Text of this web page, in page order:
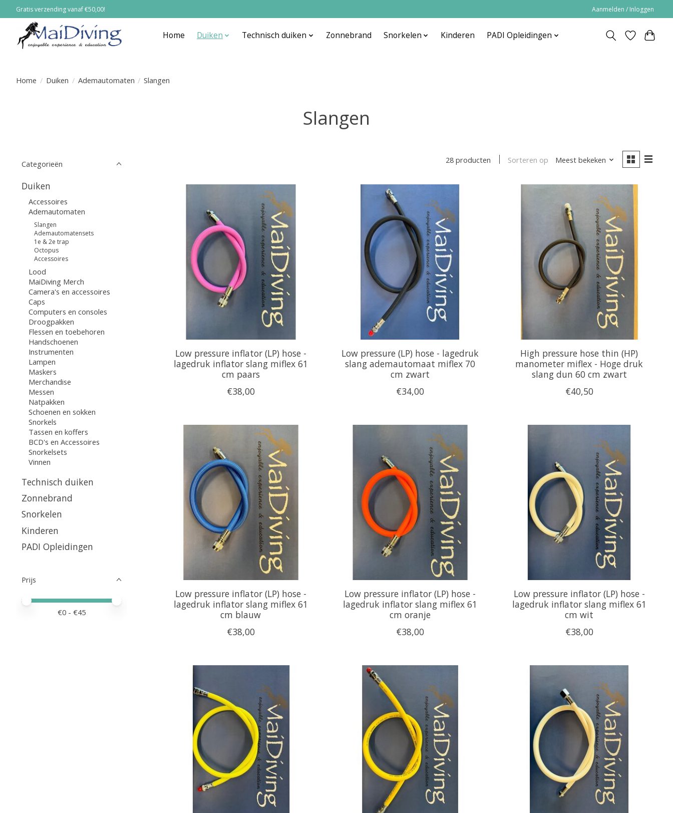
Gratis verzending vanaf €50,00! Aanmelden / Inloggen
Home Duiken Technisch duiken Zonnebrand Snorkelen Kinderen PADI Opleidingen
Home / Duiken / Ademautomaten / Slangen
Slangen
Categorieën
Duiken
Accessoires
Ademautomaten
Slangen
Ademautomatensets
1e & 2e trap
Octopus
Accessoires
Lood
MaiDiving Merch
Camera's en accessoires
Caps
Computers en consoles
Droogpakken
Flessen en toebehoren
Handschoenen
Instrumenten
Lampen
Maskers
Merchandise
Messen
Natpakken
Schoenen en sokken
Snorkels
Tassen en koffers
BCD's en Accessoires
Snorkelsets
Vinnen
Technisch duiken
Zonnebrand
Snorkelen
Kinderen
PADI Opleidingen
Prijs
Minimale prijswaarde
Price maximum value
€0 - €45
28 producten Sorteren op Meest bekeken
Low pressure inflator (LP) hose -
lagedruk inflator slang miflex 61
cm paars
€38,00
Low pressure (LP) hose - lagedruk
slang ademautomaat miflex 70
cm zwart
€34,00
High pressure hose thin (HP)
manometer miflex - Hoge druk
slang dun 60 cm zwart
€40,50
Low pressure inflator (LP) hose -
lagedruk inflator slang miflex 61
cm blauw
€38,00
Low pressure inflator (LP) hose -
lagedruk inflator slang miflex 61
cm oranje
€38,00
Low pressure inflator (LP) hose -
lagedruk inflator slang miflex 61
cm wit
€38,00